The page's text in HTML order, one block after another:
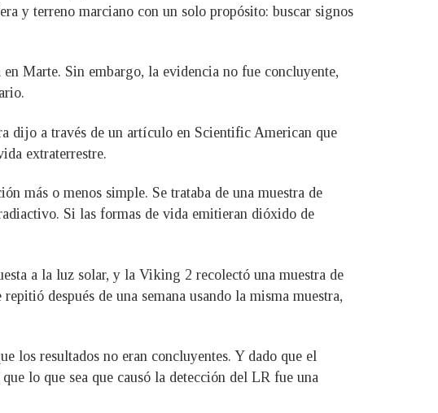
y terreno marciano con un solo propósito: buscar signos
Marte. Sin embargo, la evidencia no fue concluyente,
dijo a través de un artículo en Scientific American que
extraterrestre.
más o menos simple. Se trataba de una muestra de
Si las formas de vida emitieran dióxido de
a la luz solar, y la Viking 2 recolectó una muestra de
después de una semana usando la misma muestra,
los resultados no eran concluyentes. Y dado que el
lo que sea que causó la detección del LR fue una